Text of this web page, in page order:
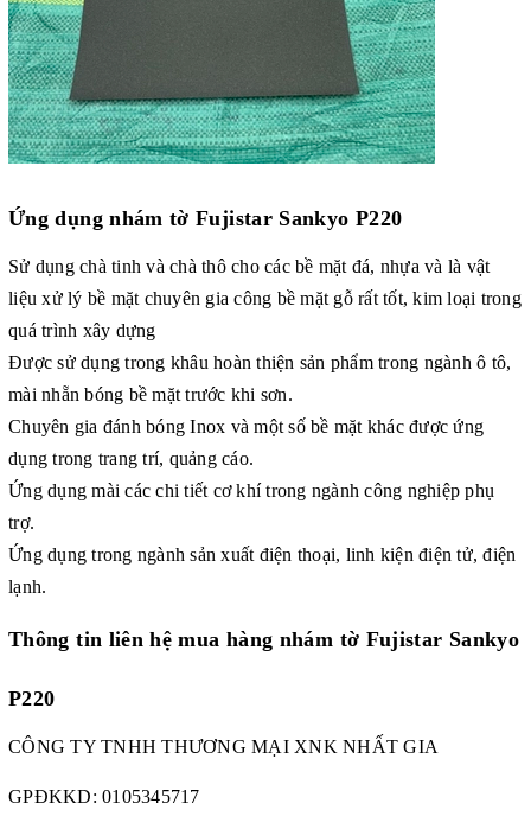
Ứng dụngnhám tờ Fujistar Sankyo P220
Sử dụng chà tinh và chà thô cho các bề mặt đá, nhựa và là vật
liệu xử lý bề mặt chuyên gia công bề mặt gỗ rất tốt, kim loại trong
quá trình xây dựng
Được sử dụng trong khâu hoàn thiện sản phẩm trong ngành ô tô,
mài nhẵn bóng bề mặt trước khi sơn.
Chuyên gia đánh bóng Inox và một số bề mặt khác được ứng
dụng trong trang trí, quảng cáo.
Ứng dụng mài các chi tiết cơ khí trong ngành công nghiệp phụ
trợ.
Ứng dụng trong ngành sản xuất điện thoại, linh kiện điện tử, điện
lạnh.
Thông tin liên hệ mua hàng nhám tờ Fujistar Sankyo
P220
CÔNG TY TNHH THƯƠNG MẠI XNK NHẤT GIA
GPĐKKD: 0105345717